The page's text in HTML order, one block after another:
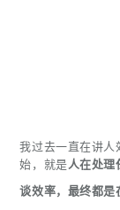
我过去一直在讲人
始，就是人在处理
谈效率，最终都是